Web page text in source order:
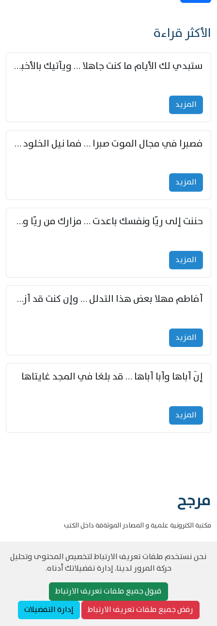
الأكثر قراءة
ستبدي لك الأيام ما كنت جاهلا … ويأتيك بالأخبار من لم تزوّد
المزید
فصبرا في مجال الموت صبرا … فما نيل الخلود بمستطاع
المزید
حننت إلى ريّا ونفسك باعدت … مزارك من ريّا وشعباكما معا
المزید
أفاطم مهلا بعض هذا التدلل … وإن كنت قد أزمعت صرمي فأجملي
المزید
إنّ أباها وأبا أباها … قد بلغا في المجد غايتاها
المزید
مرجح
مكتبة الكترونية علمية و المصادر الموثةقة داخل الكتب
حقوق الطبع والنشر مرجح جميع الحقوق محفوظةسياسة و الخصوصية
نحن نستخدم ملفات تعريف الارتباط لتخصيص المحتوى وتحليل
حركة المرور لدينا. إدارة تفضيلاتك أدناه.
قبول جميع ملفات تعريف الارتباط
رفض جميع ملفات تعريف الارتباط
إدارة التفضيلات